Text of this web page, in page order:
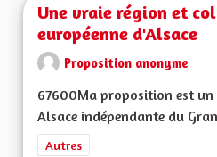
Une vraie région et
européenne d'Alsace
Proposition anonyme
67600Ma proposition est
Alsace indépendante du
Filtrer les résultats de la
Autres